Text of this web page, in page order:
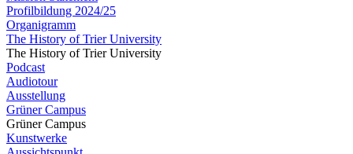
Profilbildung 2024/25
Organigramm
The History of Trier University
The History of Trier University
Podcast
Audiotour
Ausstellung
Grüner Campus
Grüner Campus
Kunstwerke